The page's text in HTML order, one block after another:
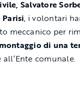
Salvatore
, i volontari
meccanico per
montaggio di una
comunale.